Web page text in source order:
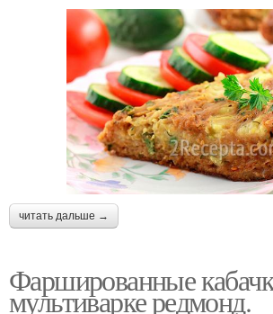
читать дальше →
Фаршированные
мультиварке редмонд.